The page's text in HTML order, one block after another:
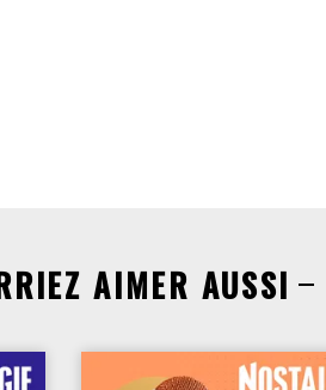
AIMER AUSSI